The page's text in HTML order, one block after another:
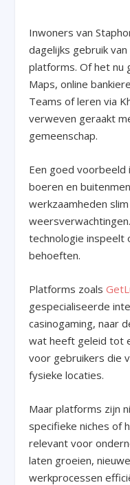
Inwoners van
dagelijks gebruik
platforms. Of het nu
Maps, online
Teams of leren via
verweven geraakt
gemeenschap.
Een goed
boeren en
werkzaamheden
technologie inspeelt
behoeften.
Platforms zoals
gespecialiseerde
casinogaming, naar
wat heeft geleid tot
voor gebruikers die
fysieke locaties.
Maar platforms zijn
specifieke niches of
relevant voor
laten groeien,
werkprocessen